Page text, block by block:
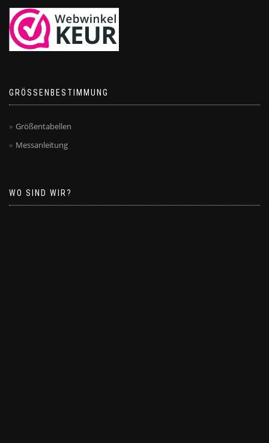
GRÖSSENBESTIMMUNG
Größentabellen
Messanleitung
WO SIND WIR?